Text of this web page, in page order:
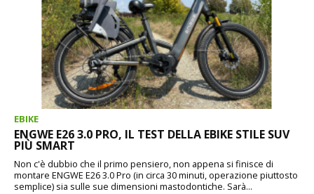
EBIKE
ENGWE E26 3.0 PRO, IL TEST DELLA EBIKE STILE SUV
PIÙ SMART
Non c'è dubbio che il primo pensiero, non appena si finisce di
montare ENGWE E26 3.0 Pro (in circa 30 minuti, operazione piuttosto
semplice) sia sulle sue dimensioni mastodontiche. Sarà...